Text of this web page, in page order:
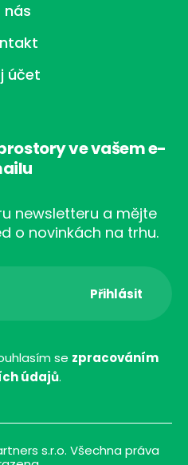
nás
účet
ve vašem e-
newsletteru a mějte
o novinkách na trhu.
se zpracováním
údajů.
s.r.o. Všechna práva